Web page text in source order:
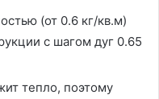
(от 0.6 кг/кв.м)
с шагом дуг 0.65
тепло, поэтому